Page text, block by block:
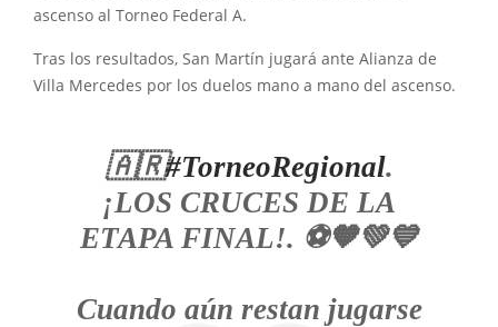
ascenso al Torneo Federal A.
Tras los resultados, San Martín jugará ante Alianza de
Villa Mercedes por los duelos mano a mano del ascenso.
🇦🇷#TorneoRegional.
¡LOS CRUCES DE LA
ETAPA FINAL!. ⚽️🧡💚💙
Cuando aún restan jugarse